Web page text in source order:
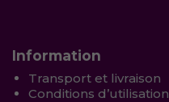
Information
Transport et livraison
Conditions d’utilisation